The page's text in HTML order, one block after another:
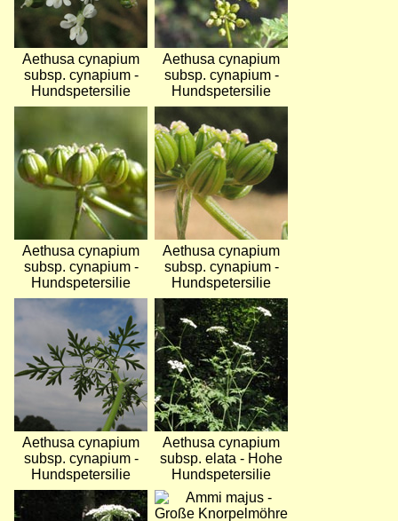
Aethusa cynapium
subsp. cynapium -
Hundspetersilie
Aethusa cynapium
subsp. cynapium -
Hundspetersilie
Aethusa cynapium
subsp. cynapium -
Hundspetersilie
Aethusa cynapium
subsp. cynapium -
Hundspetersilie
Bild
Aethusa cynapium
subsp. cynapium -
Hundspetersilie
Bild
Aethusa cynapium
subsp. elata - Hohe
Hundspetersilie
Bild
Bild